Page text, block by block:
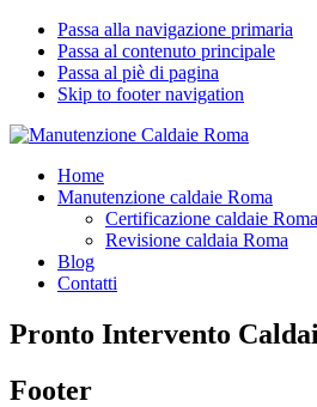
Passa alla navigazione primaria
Passa al contenuto principale
Passa al piè di pagina
Skip to footer navigation
Manutenzione Caldaie Roma
Pronto Intervento Caldaie Roma
Home
Manutenzione caldaie Roma
Certificazione caldaie Roma
Revisione caldaia Roma
Blog
Contatti
Pronto Intervento
Footer